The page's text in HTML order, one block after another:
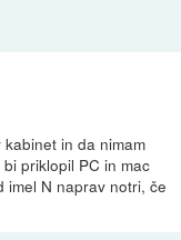
in da nimam
priklopil PC in mac
imel N naprav notri, če